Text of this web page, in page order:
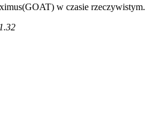
w czasie rzeczywistym.
1.32